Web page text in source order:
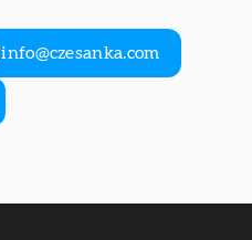
info@czesanka.com